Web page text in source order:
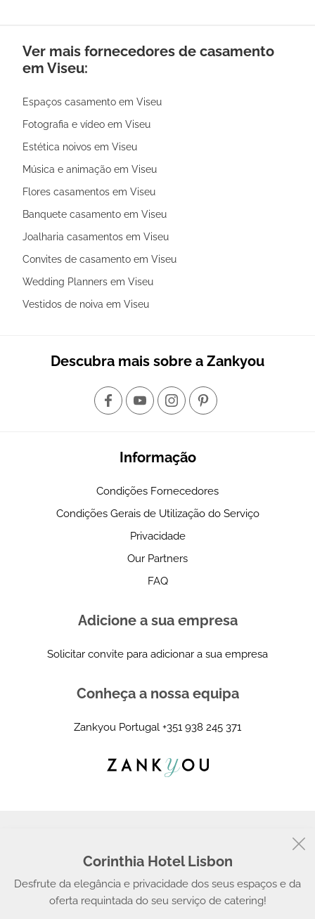
Corinthia Hotel Lisbon
Desfrute da elegância e privacidade dos seus espaços e da
oferta requintada do seu serviço de catering!
Ver mais fornecedores de casamento
em Viseu:
Espaços casamento em Viseu
Fotografia e vídeo em Viseu
Estética noivos em Viseu
Música e animação em Viseu
Flores casamentos em Viseu
Banquete casamento em Viseu
Joalharia casamentos em Viseu
Convites de casamento em Viseu
Wedding Planners em Viseu
Vestidos de noiva em Viseu
Descubra mais sobre a Zankyou
Informação
Condições Fornecedores
Condições Gerais de Utilização do Serviço
Privacidade
Our Partners
FAQ
Adicione a sua empresa
Solicitar convite para adicionar a sua empresa
Conheça a nossa equipa
Zankyou Portugal +351 938 245 371
© 2008 - 2026, Zankyou